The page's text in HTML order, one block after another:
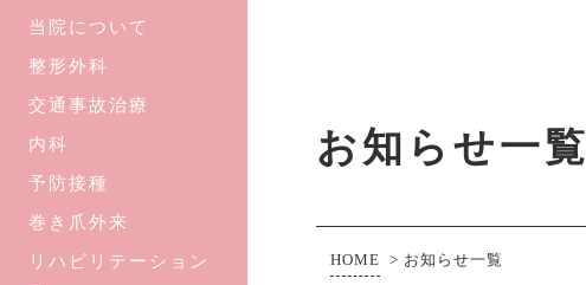
当院について
整形外科
交通事故治療
内科
予防接種
巻き爪外来
リハビリテーション
お知らせ一覧
HOME > お知らせ一覧